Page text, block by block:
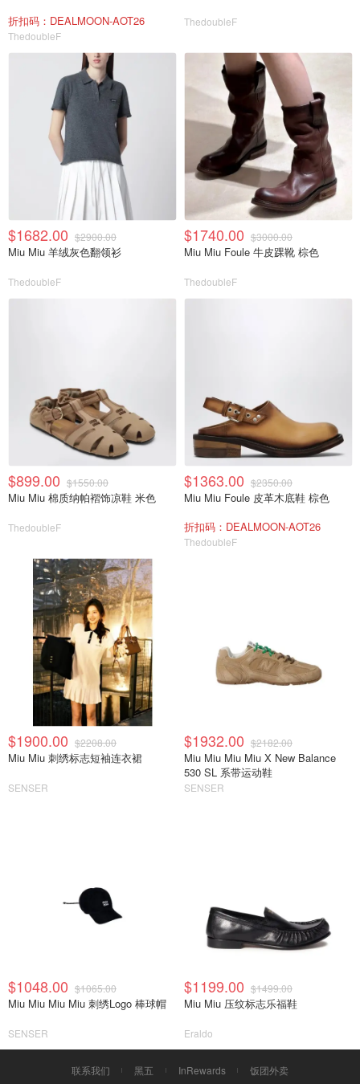
折扣码：DEALMOON-AOT26
ThedoubleF
ThedoubleF
$1682.00 $2900.00
Miu Miu 羊绒灰色翻领衫
ThedoubleF
$1740.00 $3000.00
Miu Miu Foule 牛皮踝靴 棕色
ThedoubleF
$899.00 $1550.00
Miu Miu 棉质纳帕褶饰凉鞋 米色
ThedoubleF
$1363.00 $2350.00
Miu Miu Foule 皮革木底鞋 棕色
折扣码：DEALMOON-AOT26
ThedoubleF
$1900.00 $2208.00
Miu Miu 刺绣标志短袖连衣裙
SENSER
$1932.00 $2182.00
Miu Miu Miu Miu X New Balance
530 SL 系带运动鞋
SENSER
$1048.00 $1065.00
Miu Miu Miu Miu 刺绣Logo 棒球帽
SENSER
$1199.00 $1499.00
Miu Miu 压纹标志乐福鞋
Eraldo
联系我们 黑五 InRewards 饭团外卖